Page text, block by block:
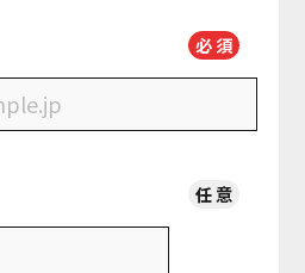
必須
任意